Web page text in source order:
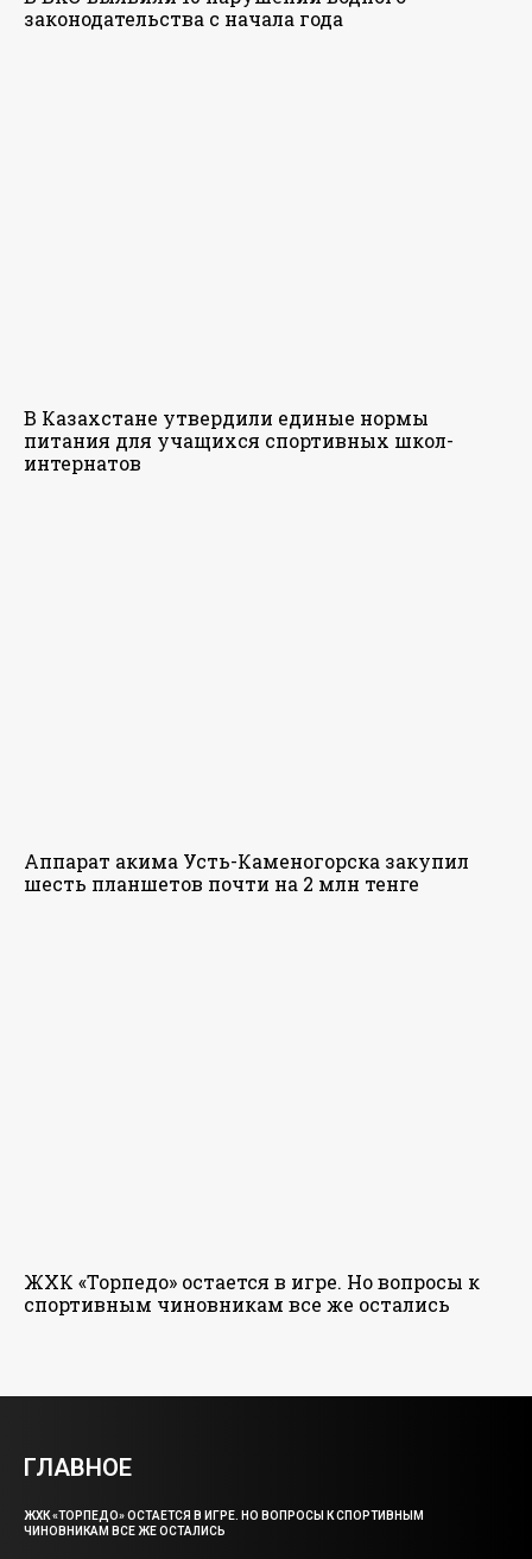
законодательства с начала года
В Казахстане утвердили единые нормы
питания для учащихся спортивных школ-
интернатов
Аппарат акима Усть-Каменогорска закупил
шесть планшетов почти на 2 млн тенге
ЖХК «Торпедо» остается в игре. Но вопросы к
спортивным чиновникам все же остались
ГЛАВНОЕ
ЖХК «ТОРПЕДО» ОСТАЕТСЯ В ИГРЕ. НО ВОПРОСЫ К СПОРТИВНЫМ
ЧИНОВНИКАМ ВСЕ ЖЕ ОСТАЛИСЬ